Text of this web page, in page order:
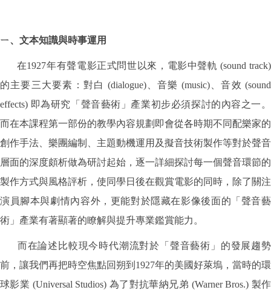
ㄧ、文本知識與時事運用
在1927年有聲電影正式問世以來，電影中聲軌 (sound track)
的主要三大要素：對白 (dialogue)、音樂 (music)、音效 (sound
effects) 即為研究「聲音藝術」產業初步必須探討的內容之一。
而在本課程第一部份的教學內容規劃即會從各時期不同配樂家的
創作手法、樂團編制、主題動機運用及擬音技術製作等對於聲音
層面的深度頗析做為研討起始，逐一詳細探討每一個聲音環節的
製作方式與風格評析，使同學日後在觀賞電影的同時，除了關注
演員腳本與劇情內容外，更能對於隱藏在影像後面的「聲音藝
術」產業有著顯著的瞭解與提升專業鑑賞能力。
而在論述比較現今時代潮流對於「聲音藝術」的發展趨勢
前，讓我們再把時空焦點回朔到1927年的美國好萊塢，當時的環
球影業 (Universal Studios) 為了對抗華納兄弟 (Warner Bros.) 製作